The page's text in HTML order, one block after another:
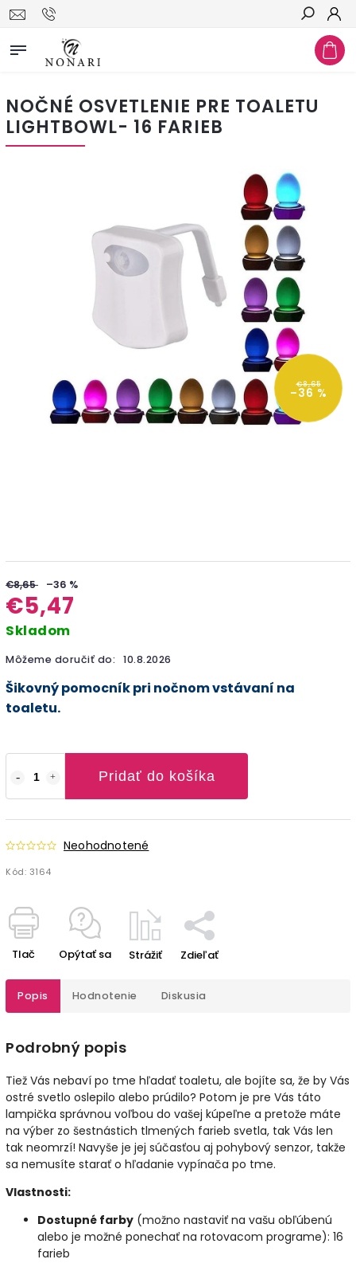
Hľadať
NOČNÉ OSVETLENIE PRE TOALETU
LIGHTBOWL- 16 FARIEB
€8,65
–36 %
€8,65 –36 %
€5,47
Skladom
Môžeme doručiť do: 10.8.2026
Pridať do košíka
Neohodnotené
Kód: 3164
Šikovný pomocník pri nočnom vstávaní na
toaletu.
Tlač Opýtať sa Strážiť Zdieľať
Popis Hodnotenie Diskusia
Podrobný popis
Tiež Vás nebaví po tme hľadať toaletu, ale bojíte sa, že by Vás
ostré svetlo oslepilo alebo prúdilo? Potom je pre Vás táto
lampička správnou voľbou do vašej kúpeľne a pretože máte
na výber zo šestnástich tlmených farieb svetla, tak Vás len
tak neomrzí! Navyše je jej súčasťou aj pohybový senzor, takže
sa nemusíte starať o hľadanie vypínača po tme.
Vlastnosti:
Dostupné farby (možno nastaviť na vašu obľúbenú
alebo je možné ponechať na rotovacom programe): 16
farieb